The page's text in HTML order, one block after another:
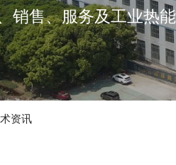
销售、服务及工业热
资讯